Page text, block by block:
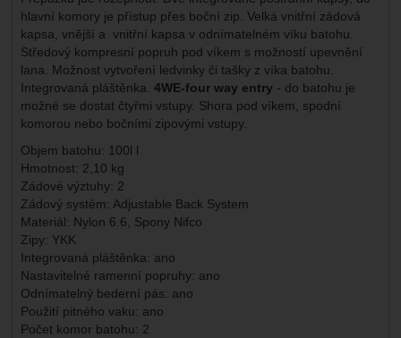
hlavní komory je přístup přes boční zip. Velká vnitřní zádová
kapsa, vnější a vnitřní kapsa v odnímatelném víku batohu.
Středový kompresní popruh pod víkem s možností upevnění
lana. Možnost vytvoření ledvinky či tašky z víka batohu.
Integrovaná pláštěnka. 4WE-four way entry - do batohu je
možné se dostat čtyřmi vstupy. Shora pod víkem, spodní
komorou nebo bočními zipovými vstupy.
Objem batohu: 100l l
Hmotnost: 2,10 kg
Zádové výztuhy: 2
Zádový systém: Adjustable Back System
Materiál: Nylon 6.6, Spony Nifco
Zipy: YKK
Integrovaná pláštěnka: ano
Nastavitelné ramenní popruhy: ano
Odnímatelný bederní pás: ano
Použití pitného vaku: ano
Počet komor batohu: 2